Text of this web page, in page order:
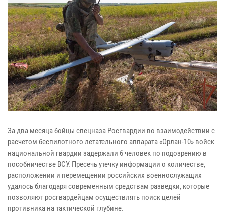
За два месяца бойцы спецназа Росгвардии во взаимодействии с
расчетом беспилотного летательного аппарата «Орлан-10» войск
национальной гвардии задержали 6 человек по подозрению в
пособничестве ВСУ. Пресечь утечку информации о количестве,
расположении и перемещении российских военнослужащих
удалось благодаря современным средствам разведки, которые
позволяют росгвардейцам осуществлять поиск целей
противника на тактической глубине.